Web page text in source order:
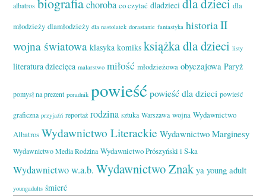
albatros choroba co czytać dladzieci dla dzieci dla
młodzieży dlamłodzieży dla nastolatek dorastanie fantastyka historiaII
wojna światowa klasyka komiks książka dla dzieci listy
literatura dziecięca malarstwo miłość młodzieżowa obyczajowa Paryż
pomysł na prezent poradnik powieść powieść dla dzieci powieść
graficzna przyjaźń reportaż rodzina sztuka Warszawa wojna Wydawnictwo
Albatros Wydawnictwo Literackie Wydawnictwo Marginesy
Wydawnictwo Media Rodzina Wydawnictwo Prószyński i S-ka
Wydawnictwo w.a.b. Wydawnictwo Znak ya young adult
youngadults śmierć